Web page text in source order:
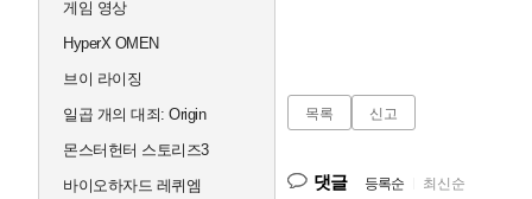
게임 영상
HyperX OMEN
브이 라이징
일곱 개의 대죄: Origin
몬스터헌터 스토리즈3
바이오하자드 레퀴엠
목록 신고
댓글 등록순 최신순